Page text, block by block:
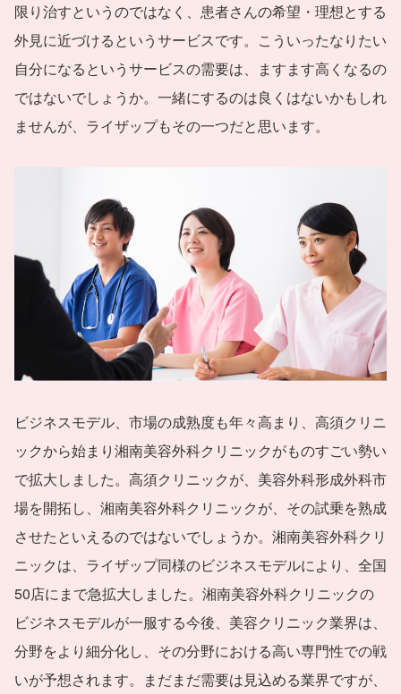
限り治すというのではなく、患者さんの希望・理想とする
外見に近づけるというサービスです。こういったなりたい
自分になるというサービスの需要は、ますます高くなるの
ではないでしょうか。一緒にするのは良くはないかもしれ
ませんが、ライザップもその一つだと思います。
ビジネスモデル、市場の成熟度も年々高まり、高須クリニ
ックから始まり湘南美容外科クリニックがものすごい勢い
で拡大しました。高須クリニックが、美容外科形成外科市
場を開拓し、湘南美容外科クリニックが、その試乗を熟成
させたといえるのではないでしょうか。湘南美容外科クリ
ニックは、ライザップ同様のビジネスモデルにより、全国
50店にまで急拡大しました。湘南美容外科クリニックの
ビジネスモデルが一服する今後、美容クリニック業界は、
分野をより細分化し、その分野における高い専門性での戦
いが予想されます。まだまだ需要は見込める業界ですが、